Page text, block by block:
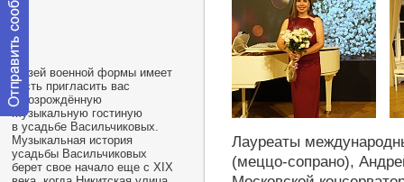
Музей военной формы имеет
честь пригласить вас
в возрождённую
Музыкальную гостиную
в усадьбе Васильчиковых.
Музыкальная история
усадьбы Васильчиковых
берет свое начало еще с XIX
Лауреаты
(меццо-сопрано),
Отправить
сообщение
модератору